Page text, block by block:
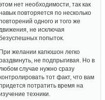
нет необходимости, так как
повторяется по несколько
одного и того же
движения, не исключая
попыток.
При желании капюшон легко
не подпрыгивая. Но в
любом случае нужно сразу
тот факт, что вам
потратить время на
техники.